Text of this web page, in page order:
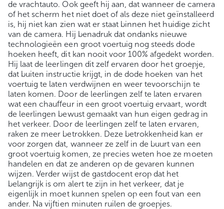
de vrachtauto. Ook geeft hij aan, dat wanneer de camera
of het scherm het niet doet of als deze niet geïnstalleerd
is, hij niet kan zien wat er staat binnen het huidige zicht
van de camera. Hij benadruk dat ondanks nieuwe
technologieën een groot voertuig nog steeds dode
hoeken heeft, dit kan nooit voor 100% afgedekt worden.
Hij laat de leerlingen dit zelf ervaren door het groepje,
dat buiten instructie krijgt, in de dode hoeken van het
voertuig te laten verdwijnen en weer tevoorschijn te
laten komen. Door de leerlingen zelf te laten ervaren
wat een chauffeur in een groot voertuig ervaart, wordt
de leerlingen bewust gemaakt van hun eigen gedrag in
het verkeer. Door de leerlingen zelf te laten ervaren,
raken ze meer betrokken. Deze betrokkenheid kan er
voor zorgen dat, wanneer ze zelf in de buurt van een
groot voertuig komen, ze precies weten hoe ze moeten
handelen en dat ze anderen op de gevaren kunnen
wijzen. Verder wijst de gastdocent erop dat het
belangrijk is om alert te zijn in het verkeer, dat je
eigenlijk in moet kunnen spelen op een fout van een
ander. Na vijftien minuten ruilen de groepjes.